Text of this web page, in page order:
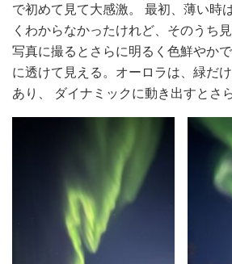
で初めて見て大感激。 最初、薄い時
くわからなかったけれど、そのうち
写真に撮るとさらに明るく色鮮やか
に透けて見える。オーロラは、緑だ
あり、 ダイナミックに動き出すとさ